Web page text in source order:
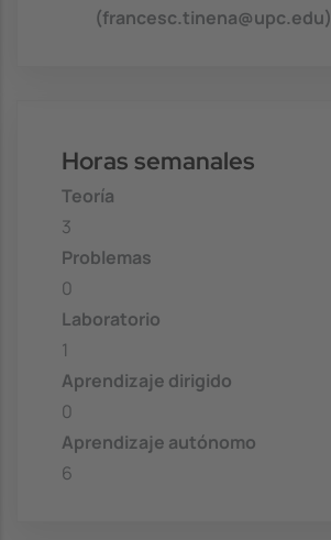
(francesc.tinena@upc.edu)
Horas semanales
Teoría
3
Problemas
0
Laboratorio
1
Aprendizaje dirigido
0
Aprendizaje autónomo
6